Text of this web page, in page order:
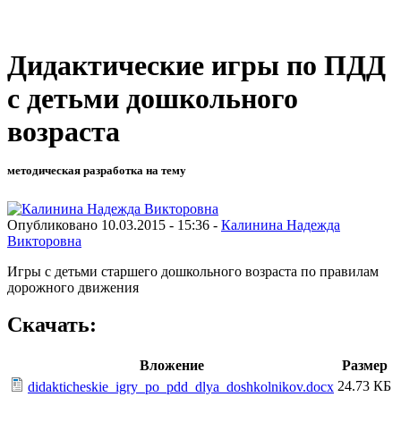
Дидактические игры по ПДД
с детьми дошкольного
возраста
методическая разработка на тему
Опубликовано 10.03.2015 - 15:36 - Калинина Надежда
Викторовна
Игры с детьми старшего дошкольного возраста по правилам
дорожного движения
Скачать:
Вложение
Размер
didakticheskie_igry_po_pdd_dlya_doshkolnikov.docx 24.73 КБ